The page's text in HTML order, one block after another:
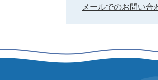
メールでのお問い合